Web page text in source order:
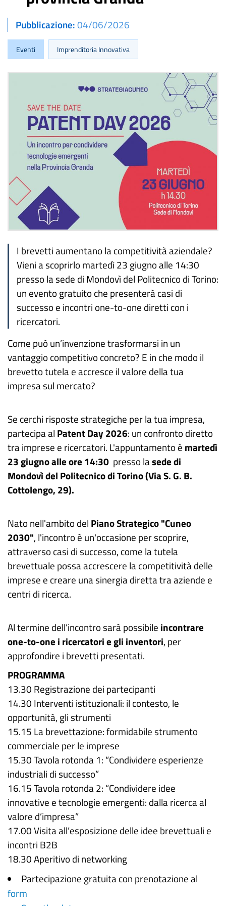
Pubblicazione 04/06/2026
Eventi Imprenditoria Innovativa
I brevetti aumentano la competitività aziendale?
Vieni a scoprirlo martedì 23 giugno alle 14:30
presso la sede di Mondovì del Politecnico di Torino:
un evento gratuito che presenterà casi di
successo e incontri one-to-one diretti con i
ricercatori.
Come può un’invenzione trasformarsi in un
vantaggio competitivo concreto? E in che modo il
brevetto tutela e accresce il valore della tua
impresa sul mercato?
Se cerchi risposte strategiche per la tua impresa,
partecipa al Patent Day 2026: un confronto diretto
tra imprese e ricercatori. L'appuntamento è martedì
23 giugno alle ore 14:30 presso lasede di
Mondovì del Politecnico di Torino(Via S. G. B.
Cottolengo, 29).
Nato nell'ambito del Piano Strategico "Cuneo
2030", l'incontro è un'occasione per scoprire,
attraverso casi di successo, come la tutela
brevettuale possa accrescere la competitività delle
imprese e creare una sinergia diretta tra aziende e
centri di ricerca.
Al termine dell’incontro sarà possibile incontrare
one-to-one i ricercatori e gli inventori, per
approfondire i brevetti presentati.
PROGRAMMA
13.30 Registrazione dei partecipanti
14.30 Interventi istituzionali: il contesto, le
opportunità, gli strumenti
15.15 La brevettazione: formidabile strumento
commerciale per le imprese
15.30 Tavola rotonda 1: “Condividere esperienze
industriali di successo”
16.15 Tavola rotonda 2: “Condividere idee
innovative e tecnologie emergenti: dalla ricerca al
valore d’impresa”
17.00 Visita all’esposizione delle idee brevettuali e
incontri B2B
18.30 Aperitivo di networking
Partecipazione gratuita con prenotazione al
form